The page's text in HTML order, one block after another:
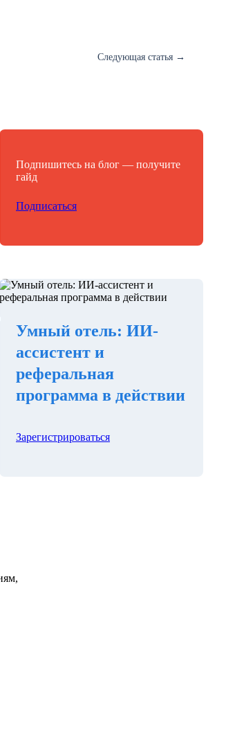
Следующая статья →
Подпишитесь на блог — получите
гайд
Подписаться
Умный отель: ИИ-
ассистент и
реферальная
программа в действии
Зарегистрироваться